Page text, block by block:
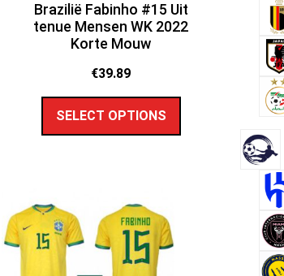
Brazilië Fabinho #15 Uit
tenue Mensen WK 2022
Korte Mouw
€39.89
SELECT OPTIONS